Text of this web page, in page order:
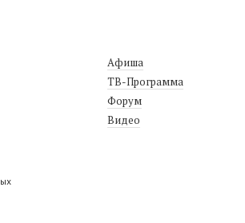
Афиша
ТВ-Программа
Форум
Видео